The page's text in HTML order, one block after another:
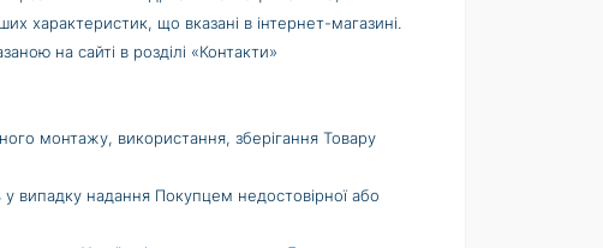
характеристик, що вказані в інтернет-магазині.
на сайті в розділі «Контакти»
монтажу, використання, зберігання Товару
випадку надання Покупцем недостовірної або